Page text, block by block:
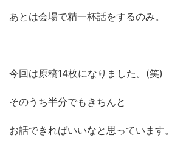
あとは会場で精一杯話をするのみ。
今回は原稿14枚になりました。(笑)
そのうち半分でもきちんと
お話できればいいなと思っています。